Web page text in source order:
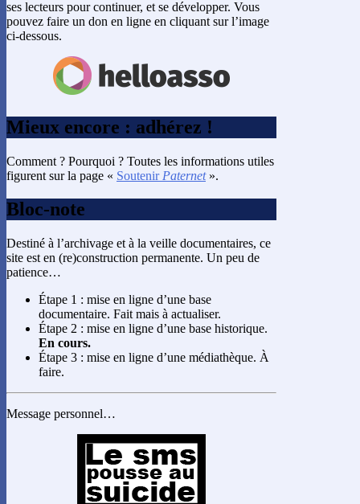
ses lecteurs pour continuer, et se développer. Vous
pouvez faire un don en ligne en cliquant sur l’image
ci-dessous.
Mieux encore : adhérez !
Comment ? Pourquoi ? Toutes les informations utiles
figurent sur la page « Soutenir Paternet».
Bloc-note
Destiné à l’archivage et à la veille documentaires, ce
site est en (re)construction permanente. Un peu de
patience…
Étape 1 : mise en ligne d’une base
documentaire. Fait mais à actualiser.
Étape 2 : mise en ligne d’une base historique.
En cours.
Étape 3 : mise en ligne d’une médiathèque. À
faire.
Message personnel…